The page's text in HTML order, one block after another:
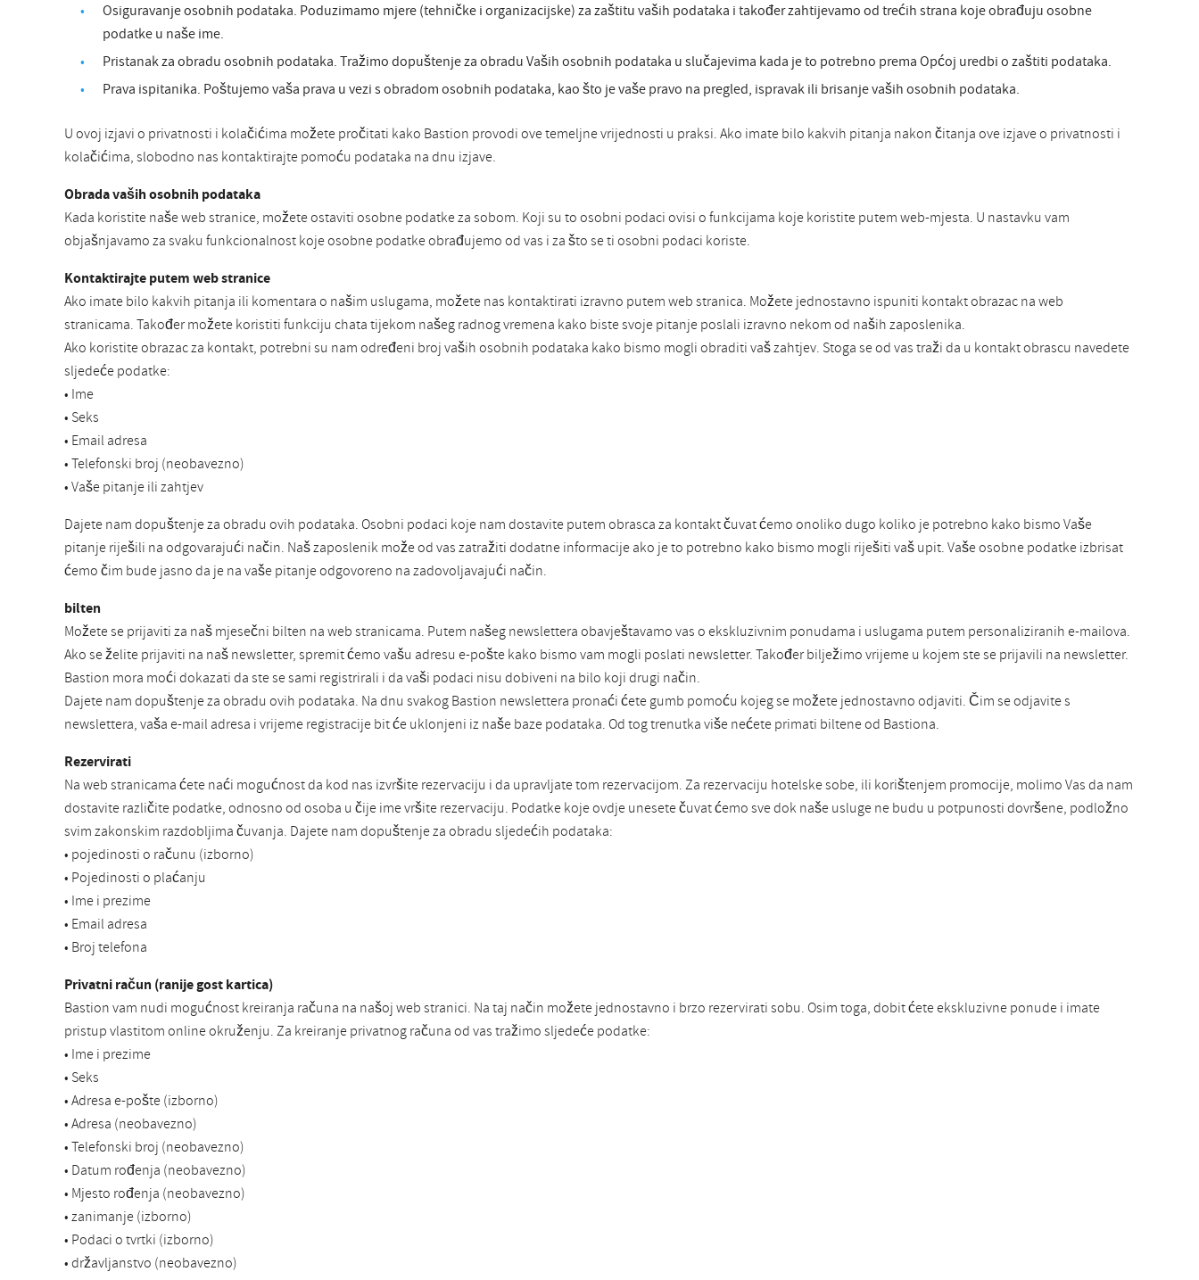
Osiguravanje osobnih podataka. Poduzimamo mjere (tehničke i organizacijske) za zaštitu vaših podataka i također zahtijevamo od trećih strana koje obrađuju osobne
podatke u naše ime.
Pristanak za obradu osobnih podataka. Tražimo dopuštenje za obradu Vaših osobnih podataka u slučajevima kada je to potrebno prema Općoj uredbi o zaštiti podataka.
Prava ispitanika. Poštujemo vaša prava u vezi s obradom osobnih podataka, kao što je vaše pravo na pregled, ispravak ili brisanje vaših osobnih podataka.
U ovoj izjavi o privatnosti i kolačićima možete pročitati kako Bastion provodi ove temeljne vrijednosti u praksi. Ako imate bilo kakvih pitanja nakon čitanja ove izjave o privatnosti i
kolačićima, slobodno nas kontaktirajte pomoću podataka na dnu izjave.
Obrada vaših osobnih podataka
Kada koristite naše web stranice, možete ostaviti osobne podatke za sobom. Koji su to osobni podaci ovisi o funkcijama koje koristite putem web-mjesta. U nastavku vam
objašnjavamo za svaku funkcionalnost koje osobne podatke obrađujemo od vas i za što se ti osobni podaci koriste.
Kontaktirajte putem web stranice
Ako imate bilo kakvih pitanja ili komentara o našim uslugama, možete nas kontaktirati izravno putem web stranica. Možete jednostavno ispuniti kontakt obrazac na web
stranicama. Također možete koristiti funkciju chata tijekom našeg radnog vremena kako biste svoje pitanje poslali izravno nekom od naših zaposlenika.
Ako koristite obrazac za kontakt, potrebni su nam određeni broj vaših osobnih podataka kako bismo mogli obraditi vaš zahtjev. Stoga se od vas traži da u kontakt obrascu navedete
sljedeće podatke:
• Ime
• Seks
• Email adresa
• Telefonski broj (neobavezno)
• Vaše pitanje ili zahtjev
Dajete nam dopuštenje za obradu ovih podataka. Osobni podaci koje nam dostavite putem obrasca za kontakt čuvat ćemo onoliko dugo koliko je potrebno kako bismo Vaše
pitanje riješili na odgovarajući način. Naš zaposlenik može od vas zatražiti dodatne informacije ako je to potrebno kako bismo mogli riješiti vaš upit. Vaše osobne podatke izbrisat
ćemo čim bude jasno da je na vaše pitanje odgovoreno na zadovoljavajući način.
bilten
Možete se prijaviti za naš mjesečni bilten na web stranicama. Putem našeg newslettera obavještavamo vas o ekskluzivnim ponudama i uslugama putem personaliziranih e-mailova.
Ako se želite prijaviti na naš newsletter, spremit ćemo vašu adresu e-pošte kako bismo vam mogli poslati newsletter. Također bilježimo vrijeme u kojem ste se prijavili na newsletter.
Bastion mora moći dokazati da ste se sami registrirali i da vaši podaci nisu dobiveni na bilo koji drugi način.
Dajete nam dopuštenje za obradu ovih podataka. Na dnu svakog Bastion newslettera pronaći ćete gumb pomoću kojeg se možete jednostavno odjaviti. Čim se odjavite s
newslettera, vaša e-mail adresa i vrijeme registracije bit će uklonjeni iz naše baze podataka. Od tog trenutka više nećete primati biltene od Bastiona.
Rezervirati
Na web stranicama ćete naći mogućnost da kod nas izvršite rezervaciju i da upravljate tom rezervacijom. Za rezervaciju hotelske sobe, ili korištenjem promocije, molimo Vas da nam
dostavite različite podatke, odnosno od osoba u čije ime vršite rezervaciju. Podatke koje ovdje unesete čuvat ćemo sve dok naše usluge ne budu u potpunosti dovršene, podložno
svim zakonskim razdobljima čuvanja. Dajete nam dopuštenje za obradu sljedećih podataka:
• pojedinosti o računu (izborno)
• Pojedinosti o plaćanju
• Ime i prezime
• Email adresa
• Broj telefona
Privatni račun (ranije gost kartica)
Bastion vam nudi mogućnost kreiranja računa na našoj web stranici. Na taj način možete jednostavno i brzo rezervirati sobu. Osim toga, dobit ćete ekskluzivne ponude i imate
pristup vlastitom online okruženju. Za kreiranje privatnog računa od vas tražimo sljedeće podatke:
• Ime i prezime
• Seks
• Adresa e-pošte (izborno)
• Adresa (neobavezno)
• Telefonski broj (neobavezno)
• Datum rođenja (neobavezno)
• Mjesto rođenja (neobavezno)
• zanimanje (izborno)
• Podaci o tvrtki (izborno)
• državljanstvo (neobavezno)